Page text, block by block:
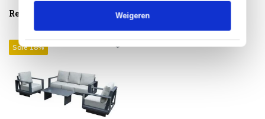
Weigeren
Reeds bekeken
Sale 18%